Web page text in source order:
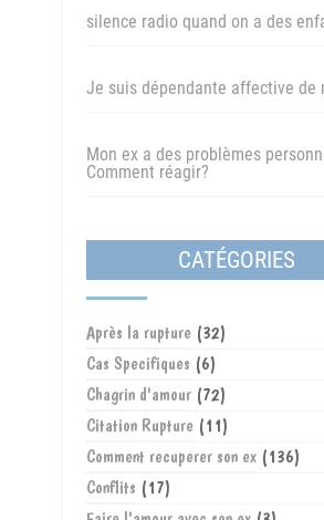
silence radio quand on a des
Je suis dépendante affective de
Mon ex a des problèmes
Comment réagir?
CATÉGORIES
Après la rupture(32)
Cas Specifiques (6)
Chagrin d'amour(72)
Citation Rupture(11)
Comment recuperer son ex(136)
Conflits (17)